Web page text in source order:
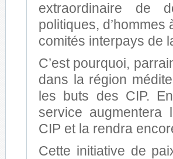
extraordinaire de
politiques, d’hommes
comités interpays de
C’est pourquoi,
dans la région
les buts des CIP.
service augmentera
CIP et la rendra
Cette initiative de